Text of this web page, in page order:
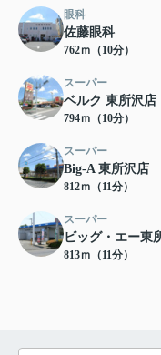
眼科
佐藤眼科
762ｍ（10分）
スーパー
ベルク 東所沢店
794ｍ（10分）
スーパー
Big-A 東所沢店
812ｍ（11分）
スーパー
ビッグ・エー東
813ｍ（11分）